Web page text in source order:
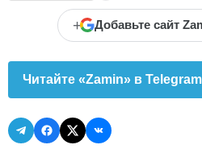
+ Добавьте сайт
Читайте «Zamin» в